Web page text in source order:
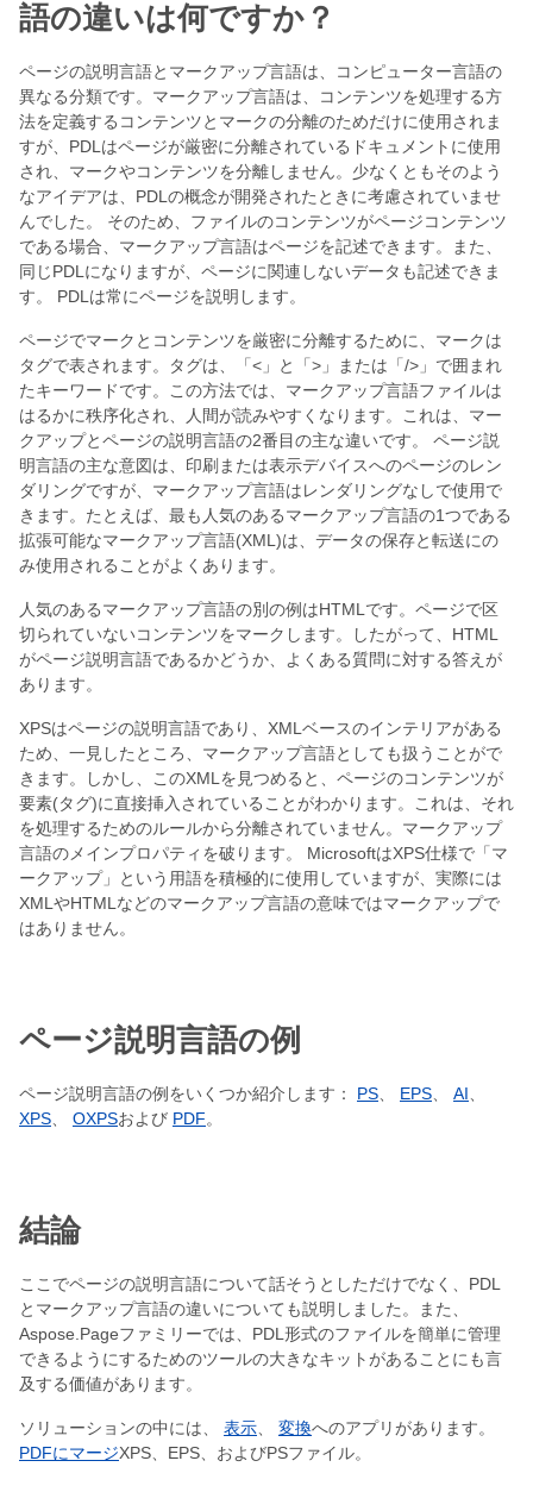
語の違いは何ですか？
ページの説明言語とマークアップ言語は、コンピューター言語の
異なる分類です。マークアップ言語は、コンテンツを処理する方
法を定義するコンテンツとマークの分離のためだけに使用されま
すが、PDLはページが厳密に分離されているドキュメントに使用
され、マークやコンテンツを分離しません。少なくともそのよう
なアイデアは、PDLの概念が開発されたときに考慮されていませ
んでした。 そのため、ファイルのコンテンツがページコンテンツ
である場合、マークアップ言語はページを記述できます。また、
同じPDLになりますが、ページに関連しないデータも記述できま
す。 PDLは常にページを説明します。
ページでマークとコンテンツを厳密に分離するために、マークは
タグで表されます。タグは、「<」と「>」または「/>」で囲まれ
たキーワードです。この方法では、マークアップ言語ファイルは
はるかに秩序化され、人間が読みやすくなります。これは、マー
クアップとページの説明言語の2番目の主な違いです。 ページ説
明言語の主な意図は、印刷または表示デバイスへのページのレン
ダリングですが、マークアップ言語はレンダリングなしで使用で
きます。たとえば、最も人気のあるマークアップ言語の1つである
拡張可能なマークアップ言語(XML)は、データの保存と転送にの
み使用されることがよくあります。
人気のあるマークアップ言語の別の例はHTMLです。ページで区
切られていないコンテンツをマークします。したがって、HTML
がページ説明言語であるかどうか、よくある質問に対する答えが
あります。
XPSはページの説明言語であり、XMLベースのインテリアがある
ため、一見したところ、マークアップ言語としても扱うことがで
きます。しかし、このXMLを見つめると、ページのコンテンツが
要素(タグ)に直接挿入されていることがわかります。これは、それ
を処理するためのルールから分離されていません。マークアップ
言語のメインプロパティを破ります。 MicrosoftはXPS仕様で「マ
ークアップ」という用語を積極的に使用していますが、実際には
XMLやHTMLなどのマークアップ言語の意味ではマークアップで
はありません。
ページ説明言語の例
ページ説明言語の例をいくつか紹介します： PS、 EPS、 AI、
XPS、 OXPSおよび PDF。
結論
ここでページの説明言語について話そうとしただけでなく、PDL
とマークアップ言語の違いについても説明しました。また、
Aspose.Pageファミリーでは、PDL形式のファイルを簡単に管理
できるようにするためのツールの大きなキットがあることにも言
及する価値があります。
ソリューションの中には、 表示、 変換へのアプリがあります。
PDFにマージXPS、EPS、およびPSファイル。